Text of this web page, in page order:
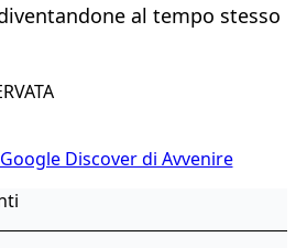
al tempo stesso
Discover di Avvenire